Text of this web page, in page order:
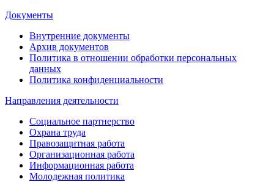
Документы
Внутренние документы
Архив документов
Политика в отношении обработки персональных
данных
Политика конфиденциальности
Направления деятельности
Социальное партнерство
Охрана труда
Правозащитная работа
Организационная работа
Информационная работа
Молодежная политика